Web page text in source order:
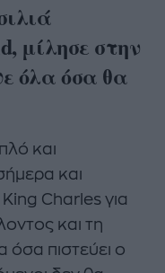
μίλησε στην
όλα όσα θα
και
και
Charles για
και τη
όσα πιστεύει ο